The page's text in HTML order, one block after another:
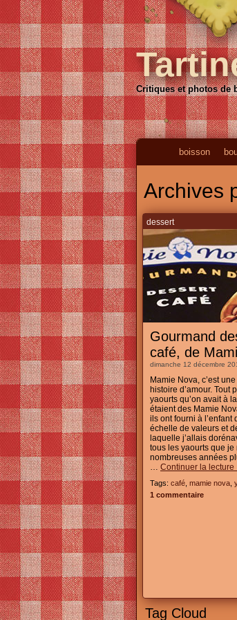
Critiques et photos de
boisson
Archives
dessert
Gourmand
café, de
dimanche 12 décembre
Mamie Nova, c’est
histoire d’amour. Tout
yaourts qu’on avait à
étaient des Mamie
ils ont fourni à l’enfant
échelle de valeurs et
laquelle j’allais
tous les yaourts que je
nombreuses années
… Continuer la lecture
Tags: café mamie nova
1 commentaire
Tag Cloud